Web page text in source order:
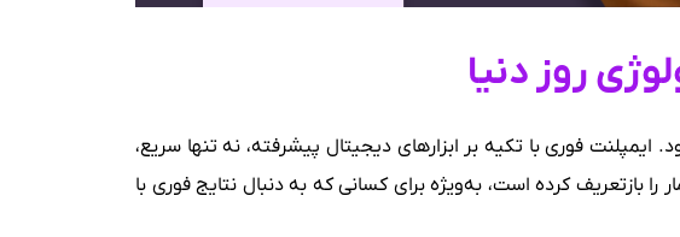
روز دنیا
فوری با تکیه بر ابزارهای دیجیتال پیشرفته، نه تنها سریع،
را بازتعریف کرده است، به‌ویژه برای کسانی که به دنبال نتایج فوری با